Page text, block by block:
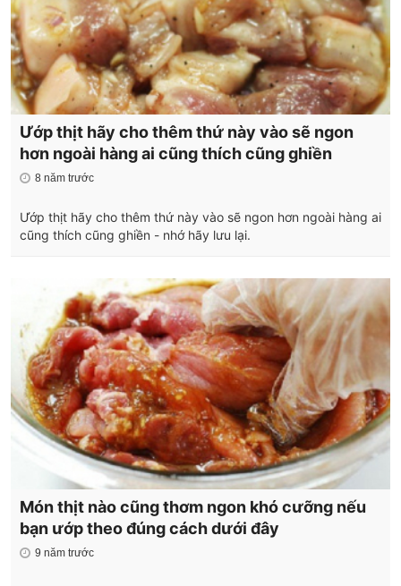
Ướp thịt hãy cho thêm thứ này vào sẽ ngon
hơn ngoài hàng ai cũng thích cũng ghiền
8 năm trước
Ướp thịt hãy cho thêm thứ này vào sẽ ngon hơn ngoài hàng ai
cũng thích cũng ghiền - nhớ hãy lưu lại.
Món thịt nào cũng thơm ngon khó cưỡng nếu
bạn ướp theo đúng cách dưới đây
9 năm trước